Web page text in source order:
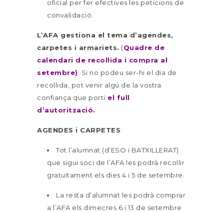
oficial per fer efectives les peticions de
convalidació.
L’AFA gestiona el tema d’agendes,
carpetes i armariets. (Quadre de
calendari de recollida i compra al
setembre) . Si no podeu ser-hi el dia de
recollida, pot venir algú de la vostra
confiança que porti el full
d’autorització.
AGENDES i CARPETES:
Tot l’alumnat (d’ESO i BATXILLERAT)
que sigui soci de l’AFA les podrà recollir
gratuïtament els dies 4 i 5 de setembre.
La resta d’alumnat les podrà comprar
a l’AFA els dimecres 6 i 13 de setembre